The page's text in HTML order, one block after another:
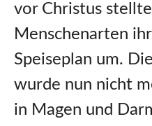
vor Christus
Menschenarten
Speiseplan um.
wurde nun nicht
in Magen und